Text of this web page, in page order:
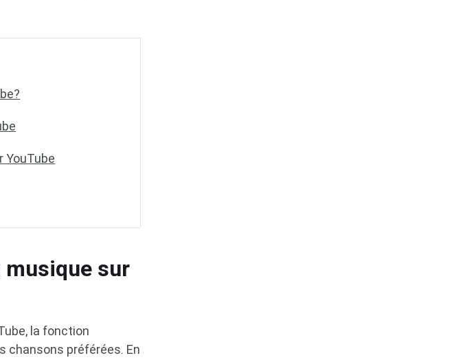
YouTube
musique sur
la fonction
chansons préférées. En